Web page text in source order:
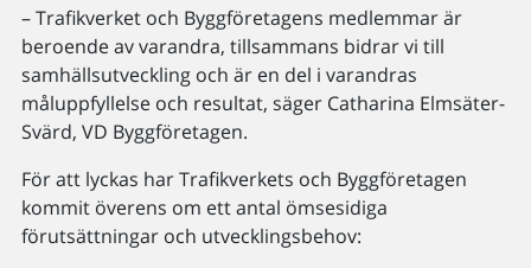
– Trafikverket och Byggföretagens medlemmar är
beroende av varandra, tillsammans bidrar vi till
samhällsutveckling och är en del i varandras
måluppfyllelse och resultat, säger Catharina Elmsäter-
Svärd, VD Byggföretagen.
För att lyckas har Trafikverkets och Byggföretagen
kommit överens om ett antal ömsesidiga
förutsättningar och utvecklingsbehov: